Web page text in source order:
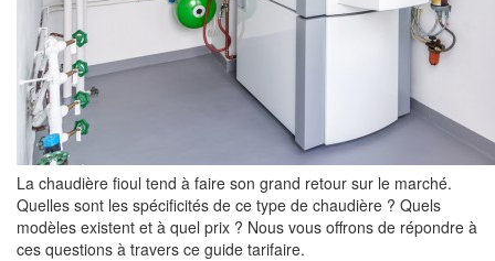
La chaudière fioul tend à faire son grand retour sur le marché.
Quelles sont les spécificités de ce type de chaudière ? Quels
modèles existent et à quel prix ? Nous vous offrons de répondre à
ces questions à travers ce guide tarifaire.